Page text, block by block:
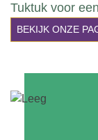
Tuktuk voor
BEKIJK ONZE